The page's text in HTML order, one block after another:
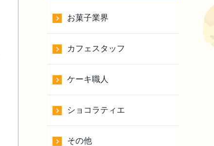
お菓子業界
カフェスタッフ
ケーキ職人
ショコラティエ
その他